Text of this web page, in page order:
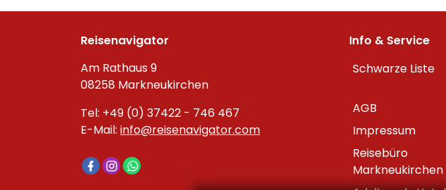
Reisenavigator
Am Rathaus 9
08258 Markneukirchen
Tel: +49 (0) 37422 - 746 467
E-Mail: info@reisenavigator.com
Info & Service
Schwarze Liste
AGB
Impressum
Reisebüro
Markneukirchen